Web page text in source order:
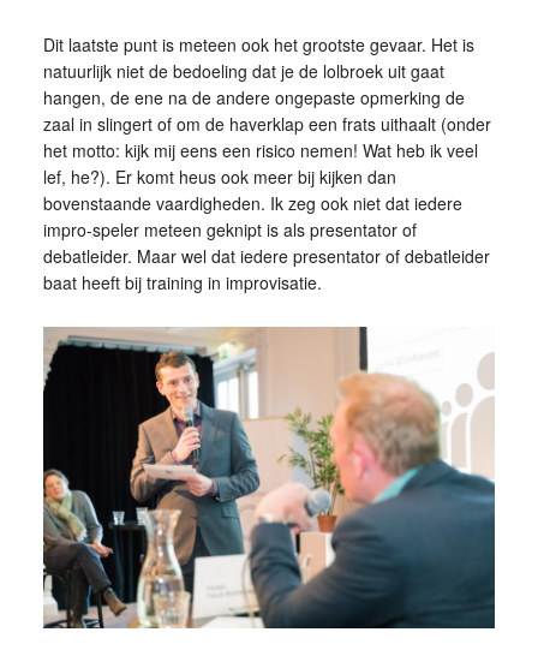
Dit laatste punt is meteen ook het grootste gevaar. Het is
natuurlijk niet de bedoeling dat je de lolbroek uit gaat
hangen, de ene na de andere ongepaste opmerking de
zaal in slingert of om de haverklap een frats uithaalt (onder
het motto: kijk mij eens een risico nemen! Wat heb ik veel
lef, he?). Er komt heus ook meer bij kijken dan
bovenstaande vaardigheden. Ik zeg ook niet dat iedere
impro-speler meteen geknipt is als presentator of
debatleider. Maar wel dat iedere presentator of debatleider
baat heeft bij training in improvisatie.